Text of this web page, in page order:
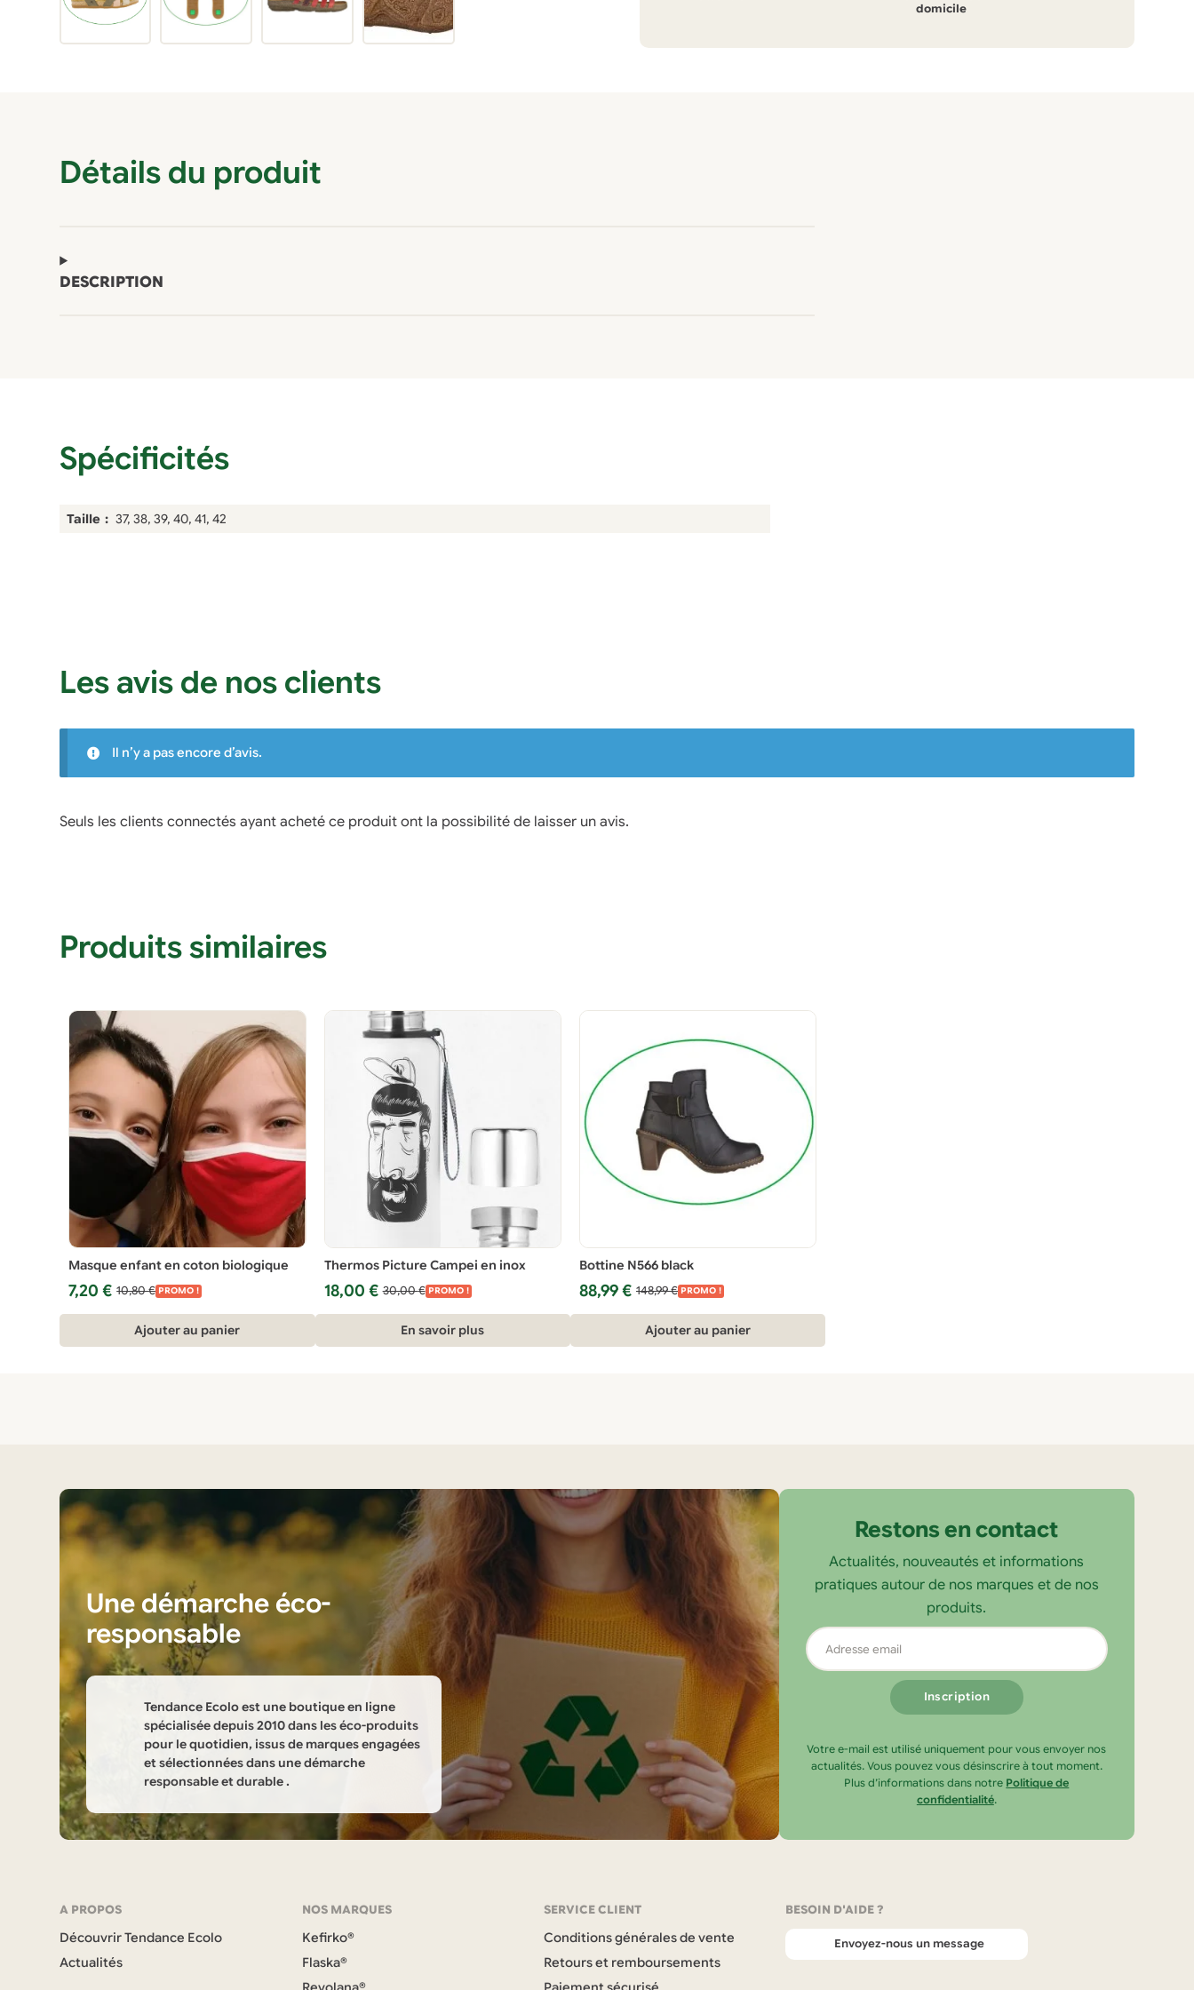
domicile
Détails du produit
DESCRIPTION
Spécificités
Taille 37, 38, 39, 40, 41, 42
Les avis de nos clients
Il n’y a pas encore d’avis.
Seuls les clients connectés ayant acheté ce produit ont la possibilité de laisser un avis.
Produits similaires
Masque enfant en coton biologique
10,80€
Le
était :
7,20€
Le
est :
PROMO !
Ajouter au panier
Thermos Picture Campei en inox
30,00€
Le
était :
18,00 €
Le
est :
PROMO !
En savoir plus
Bottine N566 black
148,99€
Le
était :
88,99€
Le
est :
PROMO !
Ajouter au panier
Informations
la
boutique
Tendance
Une démarche éco-
responsable
Tendance Ecolo est une boutique en ligne
spécialisée depuis 2010 dans les éco-produits
pour le quotidien, issus de marques engagées
et sélectionnées dans une démarche
responsable et durable .
Restons en contact
Actualités, nouveautés et informations
pratiques autour de nos marques et de nos
produits.
Adresse
email
Votre e-mail est utilisé uniquement pour vous envoyer nos
actualités. Vous pouvez vous désinscrire à tout moment.
Plus d’informations dans notre Politique de
confidentialité.
Navigation
A PROPOS
Découvrir Tendance Ecolo
Actualités
NOS MARQUES
Kefirko®
Flaska®
SERVICE CLIENT
Conditions générales de vente
Retours et remboursements
BESOIN D'AIDE ?
Envoyez-nous un message